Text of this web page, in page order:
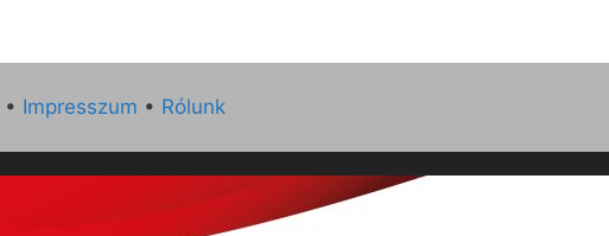
• Impresszum • Rólunk